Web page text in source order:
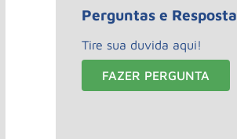
Perguntas e
Tire sua duvida aqui!
FAZER PERGUNTA